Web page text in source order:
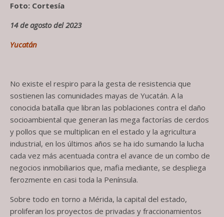
Foto: Cortesía
14 de agosto del 2023
Yucatán
No existe el respiro para la gesta de resistencia que
sostienen las comunidades mayas de Yucatán. A la
conocida batalla que libran las poblaciones contra el daño
socioambiental que generan las mega factorías de cerdos
y pollos que se multiplican en el estado y la agricultura
industrial, en los últimos años se ha ido sumando la lucha
cada vez más acentuada contra el avance de un combo de
negocios inmobiliarios que, mafia mediante, se despliega
ferozmente en casi toda la Península.
Sobre todo en torno a Mérida, la capital del estado,
proliferan los proyectos de privadas y fraccionamientos